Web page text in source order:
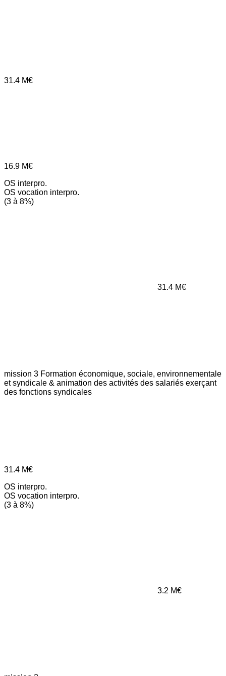
31.4 M€
16.9 M€
OS interpro.
OS vocation interpro.
(3 à 8%)
31.4 M€
mission 3 Formation économique, sociale, environnementale
et syndicale & animation des activités des salariés exerçant
des fonctions syndicales
31.4 M€
OS interpro.
OS vocation interpro.
(3 à 8%)
3.2 M€